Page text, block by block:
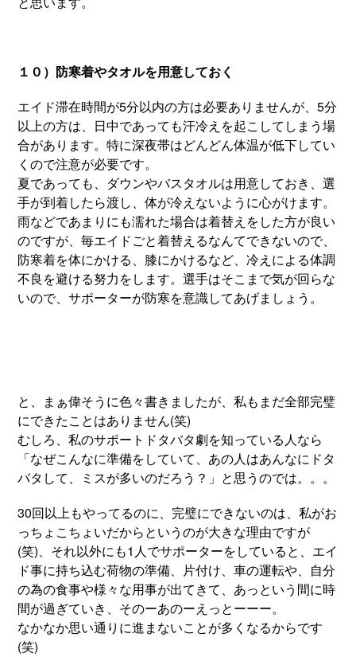
１０）防寒着やタオルを用意しておく
エイド滞在時間が5分以内の方は必要ありませんが、5分
以上の方は、日中であっても汗冷えを起こしてしまう場
合があります。特に深夜帯はどんどん体温が低下してい
くので注意が必要です。
夏であっても、ダウンやバスタオルは用意しておき、選
手が到着したら渡し、体が冷えないように心がけます。
雨などであまりにも濡れた場合は着替えをした方が良い
のですが、毎エイドごと着替えるなんてできないので、
防寒着を体にかける、膝にかけるなど、冷えによる体調
不良を避ける努力をします。選手はそこまで気が回らな
いので、サポーターが防寒を意識してあげましょう。
と、まぁ偉そうに色々書きましたが、私もまだ全部完璧
にできたことはありません(笑)
むしろ、私のサポートドタバタ劇を知っている人なら
「なぜこんなに準備をしていて、あの人はあんなにドタ
バタして、ミスが多いのだろう？」と思うのでは。。。
30回以上もやってるのに、完璧にできないのは、私がお
っちょこちょいだからというのが大きな理由ですが
(笑)、それ以外にも1人でサポーターをしていると、エイ
ド事に持ち込む荷物の準備、片付け、車の運転や、自分
の為の食事や様々な用事が出てきて、あっという間に時
間が過ぎていき、そのーあのーえっとーーー。
なかなか思い通りに進まないことが多くなるからです
(笑)